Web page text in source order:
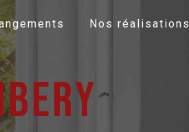
Nos réalisations